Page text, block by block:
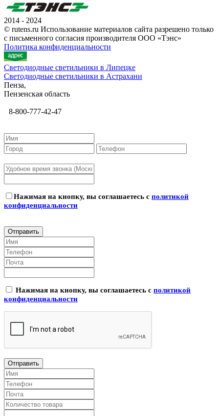
2014 - 2024
© rutens.ru Использование материалов сайта разрешено только
с письменного согласия производителя ООО «Тэнс»
Политика конфиденциальности
Светодиодные светильники в Липецке
Светодиодные светильники в Астрахани
Пенза,
Пензенская область
8-800-777-42-47
Нажимая на кнопку, вы соглашаетесь с политикой
конфиденциальности
Нажимая на кнопку, вы соглашаетесь с политикой
конфиденциальности